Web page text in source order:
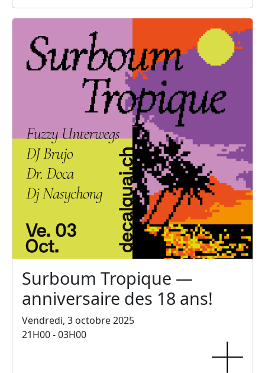
Surboum Tropique —
anniversaire des 18 ans!
Vendredi, 3 octobre 2025
21H00 - 03H00